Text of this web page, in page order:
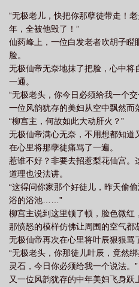
频
而，在一次打劫中，叶辰邂逅了
成长，逐渐成为苍兰界的强大力量
升，身份曝光，震惊仙界。祸害回
阵，防止祸害趁虚而入。回归仙界
邪恶势力的崛起，叶辰与洛倾城带
守护仙界和平。他们成为传奇人物
和洛倾城一起继续守护仙界安宁，
“无极老儿，快把你那孽徒带走！
年，全被他毁了！”
仙药峰上，一位白发老者吹胡子瞪
脸。
无极仙帝无奈地抹了把脸，心中将
一通。
“无极老头，你今日必须给我一个交
一位风韵犹存的美妇从空中飘然而
“柳宫主，何故如此大动肝火？”
无极仙帝满心无奈，不用想都知道
在心里将那孽徒痛骂了一遍。
惹谁不好？非要去招惹梨花仙宫。
道理也没法讲。
“这得问你家那个好徒儿，昨天偷
浴的浴池……”
柳宫主说到这里顿了顿，脸色微红
那愤怒的模样仿佛让周围的空气都
无极仙帝再次在心里将叶辰狠狠骂
“无极老头，你那徒儿叶辰，竟然
灵石，今日你必须给我一个说法。”
又一位风韵犹存的中年美妇飞身